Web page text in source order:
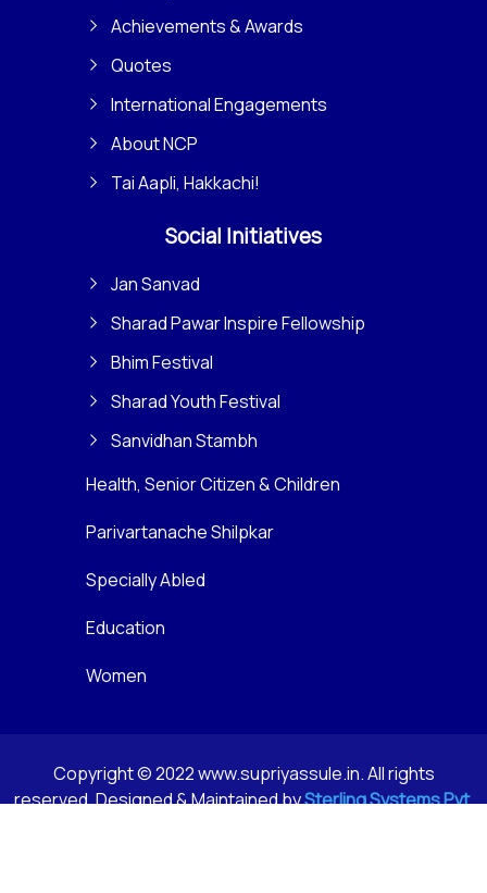
Achievements & Awards
Quotes
International Engagements
About NCP
Tai Aapli, Hakkachi!
Social Initiatives
Jan Sanvad
Sharad Pawar Inspire Fellowship
Bhim Festival
Sharad Youth Festival
Sanvidhan Stambh
Health, Senior Citizen & Children
Parivartanache Shilpkar
Specially Abled
Education
Women
Copyright © 2022 www.supriyassule.in. All rights
reserved. Designed & Maintained bySterling Systems Pvt.